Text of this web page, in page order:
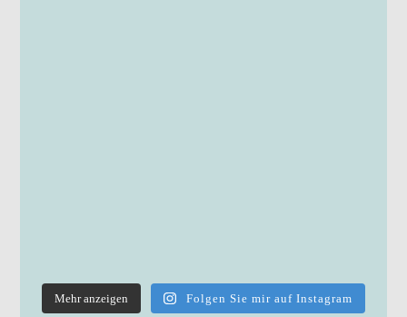
Mehr anzeigen Folgen Sie mir auf Instagram